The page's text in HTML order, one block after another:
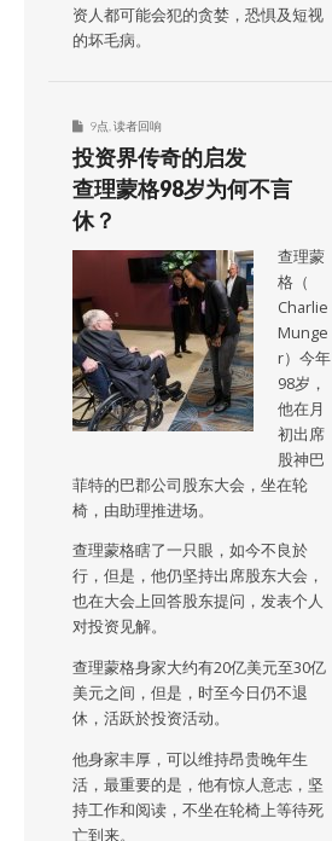
资人都可能会犯的贪婪，恐惧及短视
的坏毛病。
9点 读者回响
投资界传奇的启发
查理蒙格98岁为何不言
休？
查理蒙
格（
Charlie
Munge
r）今年
98岁，
他在月
初出席
股神巴
菲特的巴郡公司股东大会，坐在轮
椅，由助理推进场。
查理蒙格瞎了一只眼，如今不良於
行，但是，他仍坚持出席股东大会，
也在大会上回答股东提问，发表个人
对投资见解。
查理蒙格身家大约有20亿美元至30亿
美元之间，但是，时至今日仍不退
休，活跃於投资活动。
他身家丰厚，可以维持昂贵晚年生
活，最重要的是，他有惊人意志，坚
持工作和阅读，不坐在轮椅上等待死
亡到来。